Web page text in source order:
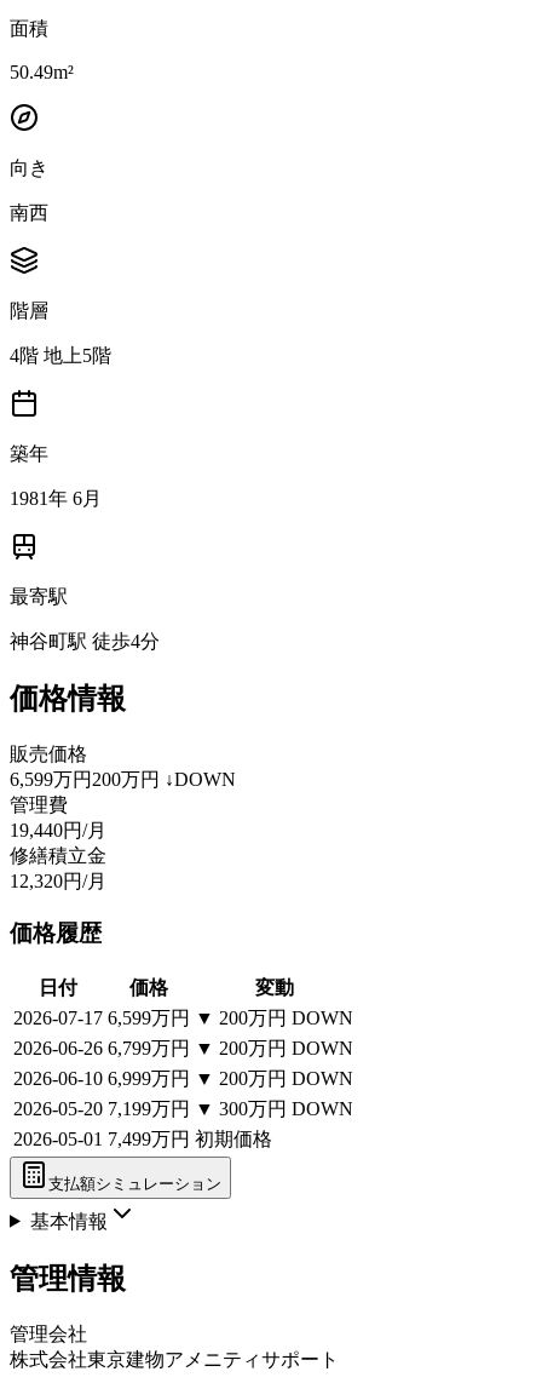
面積
50.49m²
向き
南西
階層
4階 地上5階
築年
1981年 6月
最寄駅
神谷町駅 徒歩4分
価格情報
販売価格
6,599万円 200万円 ↓DOWN
管理費
19,440円/月
修繕積立金
12,320円/月
価格履歴
日付 価格
変動
2026-07-17 6,599万円 ▼ 200万円 DOWN
2026-06-26 6,799万円 ▼ 200万円 DOWN
2026-06-10 6,999万円 ▼ 200万円 DOWN
2026-05-20 7,199万円 ▼ 300万円 DOWN
2026-05-01 7,499万円 初期価格
支払額シミュレーション
基本情報
管理情報
管理会社
株式会社東京建物アメニティサポート